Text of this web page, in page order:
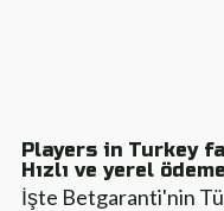
Players in Turkey
Hızlı ve yerel
İşte Betgaranti'nin